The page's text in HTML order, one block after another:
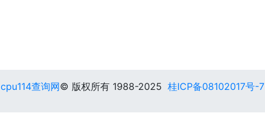
cpu114查询网© 版权所有 1988-2025 桂ICP备08102017号-7